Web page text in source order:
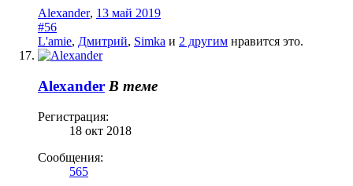
Alexander, 13 май 2019
#56
L'amie, Дмитрий, Simka и 2 другим нравится это.
Alexander В теме
Регистрация:
18 окт 2018
Сообщения:
565